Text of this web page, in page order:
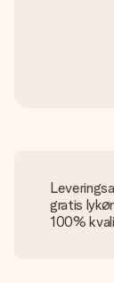
gratis
100%